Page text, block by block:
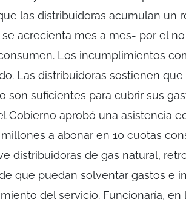
las distribuidoras acumulan un
acrecienta mes a mes- por el
Los incumplimientos
Las distribuidoras sostienen
son suficientes para cubrir sus
Gobierno aprobó una asistencia
a abonar en 10 cuotas
distribuidoras de gas natural,
que puedan solventar gastos e
del servicio. Funcionaría, en